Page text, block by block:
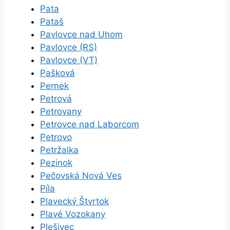
Pata
Pataš
Pavlovce nad Uhom
Pavlovce (RS)
Pavlovce (VT)
Pašková
Pernek
Petrová
Petrovany
Petrovce nad Laborcom
Petrovo
Petržalka
Pezinok
Pečovská Nová Ves
Píla
Plavecký Štvrtok
Plavé Vozokany
Plešivec